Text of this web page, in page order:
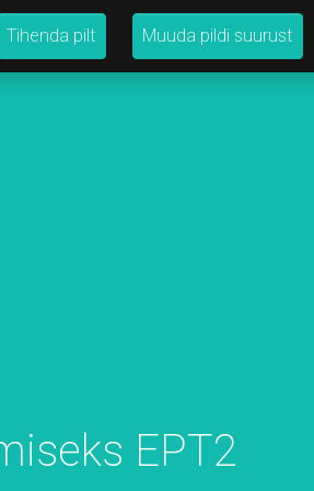
Tihenda pilt Muuda pildi suurust
EPT2